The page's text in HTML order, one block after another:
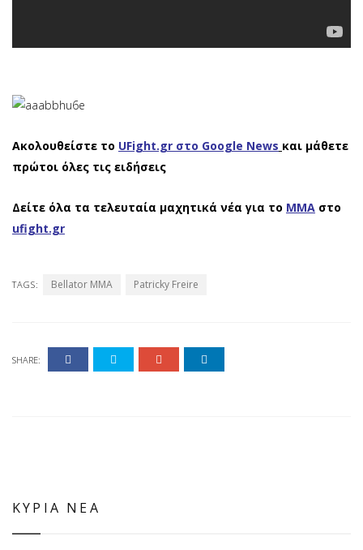
Ακολουθείστε το UFight.gr στο Google News και μάθετε
πρώτοι όλες τις ειδήσεις
Δείτε όλα τα τελευταία μαχητικά νέα για το ΜΜΑ στο
ufight.gr
TAGS: Bellator MMA Patricky Freire
SHARE:
ΚΥΡΙΑ ΝΕΑ